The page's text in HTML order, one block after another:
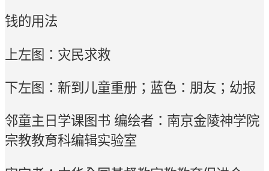
钱的用法
上左图：灾民求救
下左图：新到儿童重册；蓝色：朋友；幼报
邻童主日学课图书 编绘者：南京金陵神学院
宗教教育科编辑实验室